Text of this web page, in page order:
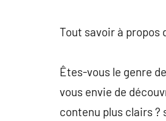
Tout savoir à propos
Êtes-vous le genre
vous envie de
contenu plus clairs ?